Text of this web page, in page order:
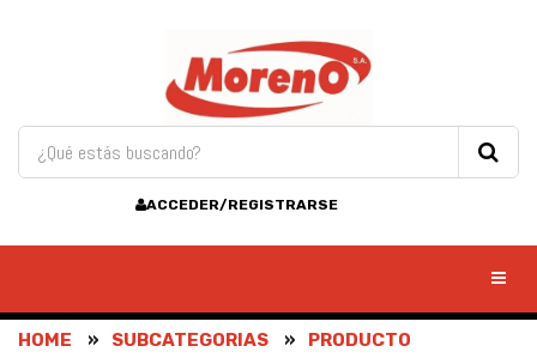
ACCEDER/REGISTRARSE
HOME SUBCATEGORIAS PRODUCTO